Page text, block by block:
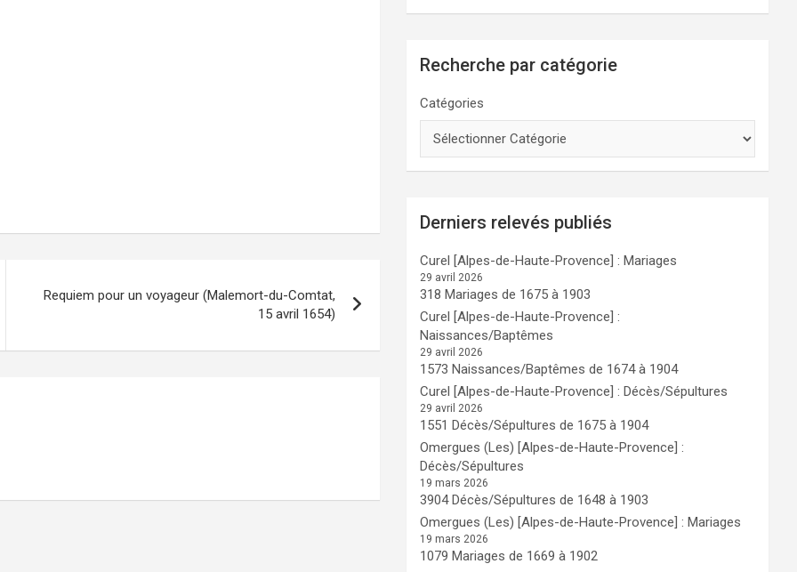
Requiem pour un voyageur (Malemort-du-Comtat,
15 avril 1654)
Recherche par catégorie
Catégories
Derniers relevés publiés
Curel [Alpes-de-Haute-Provence] : Mariages
29 avril 2026
318 Mariages de 1675 à 1903
Curel [Alpes-de-Haute-Provence] :
Naissances/Baptêmes
29 avril 2026
1573 Naissances/Baptêmes de 1674 à 1904
Curel [Alpes-de-Haute-Provence] : Décès/Sépultures
29 avril 2026
1551 Décès/Sépultures de 1675 à 1904
Omergues (Les) [Alpes-de-Haute-Provence] :
Décès/Sépultures
19 mars 2026
3904 Décès/Sépultures de 1648 à 1903
Omergues (Les) [Alpes-de-Haute-Provence] : Mariages
19 mars 2026
1079 Mariages de 1669 à 1902